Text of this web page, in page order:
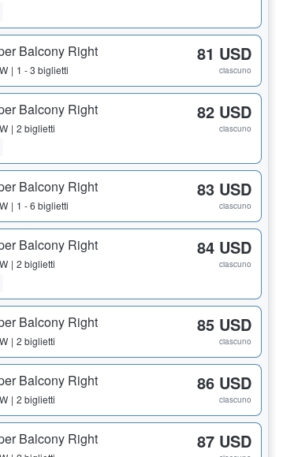
Balcony Right
W 1 - 3 biglietti
81 USD
ciascuno
Balcony Right
W 2 biglietti
82 USD
ciascuno
Balcony Right
W 1 - 6 biglietti
83 USD
ciascuno
Balcony Right
W 2 biglietti
84 USD
ciascuno
Balcony Right
W 2 biglietti
85 USD
ciascuno
Balcony Right
W 2 biglietti
86 USD
ciascuno
Balcony Right 87 USD